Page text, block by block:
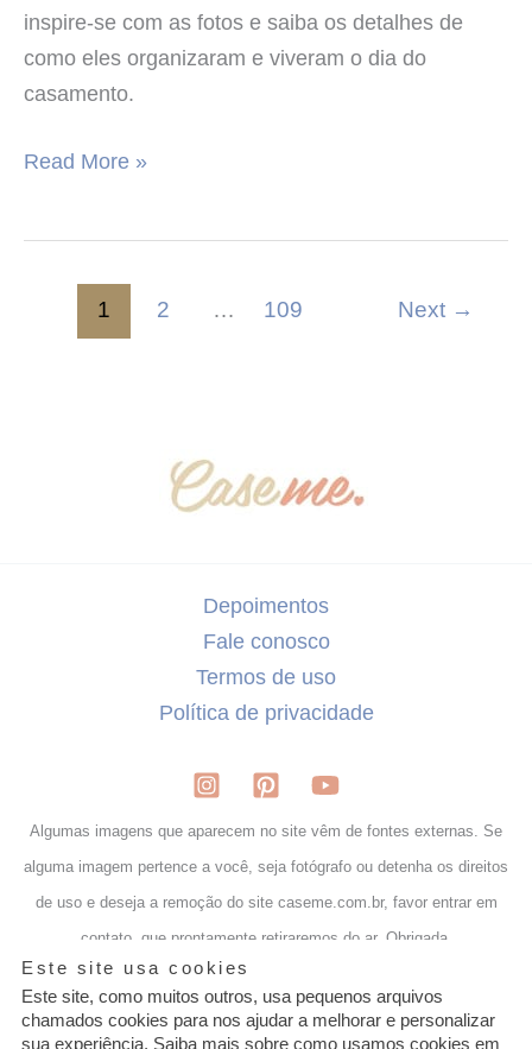
inspire-se com as fotos e saiba os detalhes de
como eles organizaram e viveram o dia do
casamento.
Read More »
1 2 … 109 Next →
Depoimentos
Fale conosco
Termos de uso
Política de privacidade
Algumas imagens que aparecem no site vêm de fontes externas. Se
alguma imagem pertence a você, seja fotógrafo ou detenha os direitos
de uso e deseja a remoção do site caseme.com.br, favor entrar em
contato, que prontamente retiraremos do ar. Obrigada.
Este site usa cookies
Este site, como muitos outros, usa pequenos arquivos
chamados cookies para nos ajudar a melhorar e personalizar
sua experiência. Saiba mais sobre como usamos cookies em
Cookie